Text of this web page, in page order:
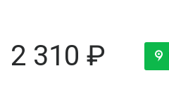
2 310 ₽